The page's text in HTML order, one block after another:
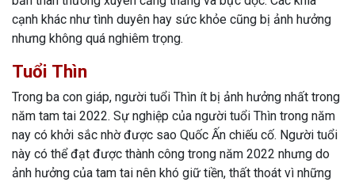
cạnh khác như tình duyên hay sức khỏe cũng bị ảnh hưởng
nhưng không quá nghiêm trọng.
Tuổi Thìn
Trong ba con giáp, người tuổi Thìn ít bị ảnh hưởng nhất trong
năm tam tai 2022. Sự nghiệp của người tuổi Thìn trong năm
nay có khởi sắc nhờ được sao Quốc Ấn chiếu cố. Người tuổi
này có thể đạt được thành công trong năm 2022 nhưng do
ảnh hưởng của tam tai nên khó giữ tiền, thất thoát vì những